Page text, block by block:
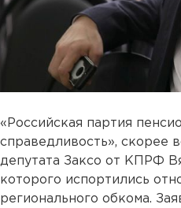
«Российская партия
справедливость», скорее
депутата Заксо от КПРФ
которого испортились
регионального обкома.